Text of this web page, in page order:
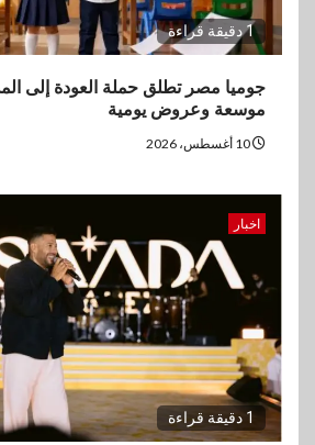
1 دقيقة قراءة
جوميا مصر تطلق حملة العودة إلى
موسعة وعروض يومية
اخبار
1 دقيقة قراءة